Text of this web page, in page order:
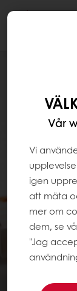
Vår
Vi
igen
att mäta
mer om
dem, se
"Jag